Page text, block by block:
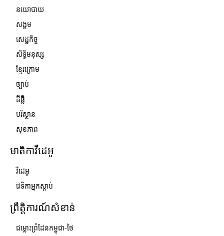
នយោបាយ
សង្គម
សេដ្ឋកិច្ច
សិទ្ធិមនុស្ស
ខ្មែរក្រោម
ច្បាប់
ដីធ្លី
បរិស្ថាន
សុខភាព
មាតិកាវីដេអូ
វីដេអូ
វេទិកាអ្នកស្ដាប់
ព្រឹត្តិការណ៍សំខាន់
ជម្លោះព្រំដែនកម្ពុជា-ថៃ